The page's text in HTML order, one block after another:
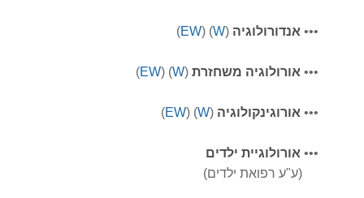
••• אנדורולוגיה (
W
) (
EW
)
••• אורולוגיה משחזרת (
W
) (
EW
)
••• אורוגינקולוגיה (
W
) (
EW
)
••• אורולוגיית ילדים
(ע"ע רפואת ילדים)